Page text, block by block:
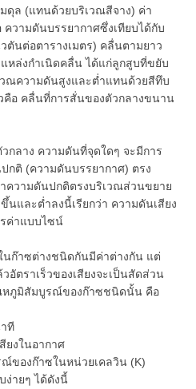
ดุล (แทนด้วยบริเวณสีจาง) ค่า
วามดันบรรยากาศซึ่งเทียบได้กับ
นต่อตารางเมตร) คลื่นตามยาว
หล่งกำเนิดคลื่น ได้แก่ลูกสูบที่ขยับ
วณความดันสูงและต่ำแทนด้วยสีทึบ
คือ คลื่นที่การสั่นของตัวกลางขนาน
าง ความดันที่จุดใดๆ จะมีการ
กติ (ความดันบรรยากาศ) ตรง
ความดันปกติตรงบริเวณส่วนขยาย
นและต่ำลงนี้เรียกว่า ความดันเสียง
ค่าแบบไซน์
าซต่างชนิดกันมีค่าต่างกัน แต่
ตราเร็วของเสียงจะเป็นสัดส่วน
ภูมิสัมบูรณ์ของก๊าซชนิดนั้น คือ
ที
งในอากาศ
าซในหน่วยเคลวิน (K)
ายๆ ได้ดังนี้